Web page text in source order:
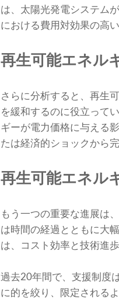
は、太陽光発電システム
における費用対効果の高
再生可能エネル
さらに分析すると、再生
を緩和するのに役立って
ギーが電力価格に与える
たは経済的ショックから
再生可能エネル
もう一つの重要な進展は
は時間の経過とともに大
は、コスト効率と技術進
過去20年間で、支援制度
に的を絞り、限定される